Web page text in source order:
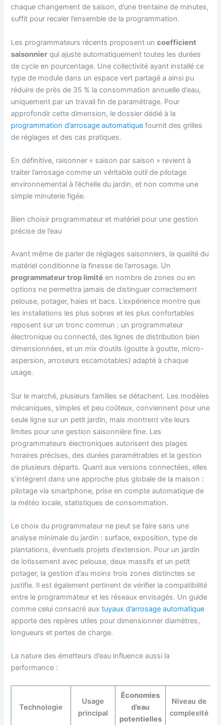
chaque changement de saison, d’une trentaine de minutes,
suffit pour recaler l’ensemble de la programmation.
Les programmateurs récents proposent uncoefficient
saisonnier qui ajuste automatiquement toutes les durées
de cycle en pourcentage. Une collectivité ayant installé ce
type de module dans un espace vert partagé a ainsi pu
réduire de près de 35 % la consommation annuelle d’eau,
uniquement par un travail fin de paramétrage. Pour
approfondir cette dimension, le dossier dédié à la
programmation d’arrosage automatique fournit des grilles
de réglages et des cas pratiques.
En définitive, raisonner « saison par saison » revient à
traiter l’arrosage comme un véritable outil de pilotage
environnemental à l’échelle du jardin, et non comme une
simple minuterie figée.
Bien choisir programmateur et matériel pour une gestion
précise de l’eau
Avant même de parler de réglages saisonniers, la qualité du
matériel conditionne la finesse de l’arrosage. Un
programmateur trop limité en nombre de zones ou en
options ne permettra jamais de distinguer correctement
pelouse, potager, haies et bacs. L’expérience montre que
les installations les plus sobres et les plus confortables
reposent sur un tronc commun : un programmateur
électronique ou connecté, des lignes de distribution bien
dimensionnées, et un mix d’outils (goutte à goutte, micro-
aspersion, arroseurs escamotables) adapté à chaque
usage.
Sur le marché, plusieurs familles se détachent. Les modèles
mécaniques, simples et peu coûteux, conviennent pour une
seule ligne sur un petit jardin, mais montrent vite leurs
limites pour une gestion saisonnière fine. Les
programmateurs électroniques autorisent des plages
horaires précises, des durées paramétrables et la gestion
de plusieurs départs. Quant aux versions connectées, elles
s’intègrent dans une approche plus globale de la maison :
pilotage via smartphone, prise en compte automatique de
la météo locale, statistiques de consommation.
Le choix du programmateur ne peut se faire sans une
analyse minimale du jardin : surface, exposition, type de
plantations, éventuels projets d’extension. Pour un jardin
de lotissement avec pelouse, deux massifs et un petit
potager, la gestion d’au moins trois zones distinctes se
justifie. Il est également pertinent de vérifier la compatibilité
entre le programmateur et les réseaux envisagés. Un guide
comme celui consacré auxtuyaux d’arrosage automatique
apporte des repères utiles pour dimensionner diamètres,
longueurs et pertes de charge.
La nature des émetteurs d’eau influence aussi la
performance :
Technologie
Usage
principal
Économies
d’eau
potentielles
Niveau de
complexité